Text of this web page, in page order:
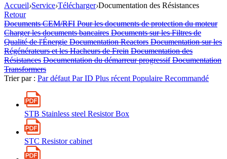
Accueil›Service›Télécharger›Documentation des Résistances
Retour
Documents CEM/RFI Pour les documents de protection du moteur
Charger les documents bancaires Documents sur les Filtres de
Qualité de l'Énergie Documentation Reactors Documentation sur les
Régénérateurs et les Hacheurs de Frein Documentation des
Résistances Documentation du démarreur progressif Documentation
Transformers
Trier par : Par défaut Par ID Plus récent Populaire Recommandé
STB Stainless steel Resistor Box
STC Resistor cabinet